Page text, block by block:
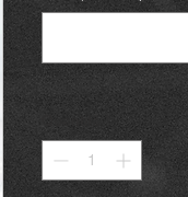
Quantità